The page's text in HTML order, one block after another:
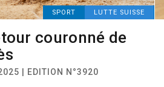
SPORT LUTTE SUISSE
couronné de
| EDITION N°3920